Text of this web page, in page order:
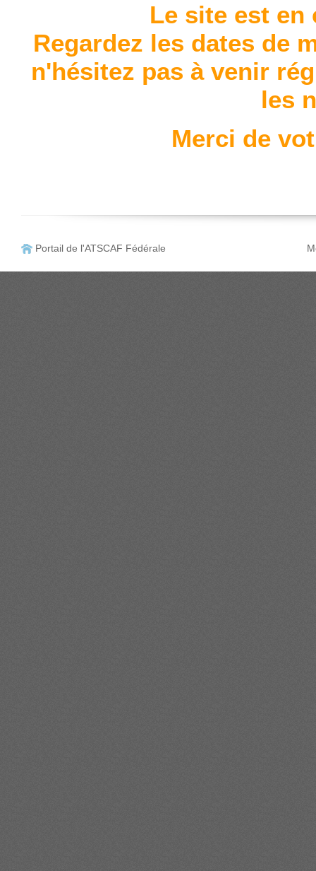
Le site est en
Regardez les dates de
n'hésitez pas à venir
les
Merci de
Portail de l'ATSCAF Fédérale